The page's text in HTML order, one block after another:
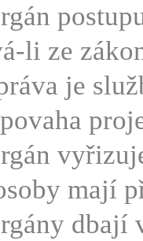
li ze
je
mají
dbají